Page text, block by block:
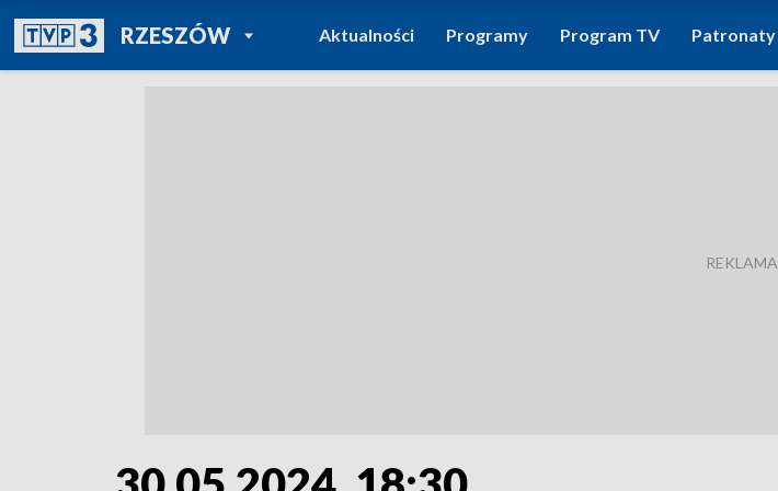
RZESZÓWPOWRÓT DO
TVP REGIONY
Aktualności Programy Program TV Patronaty